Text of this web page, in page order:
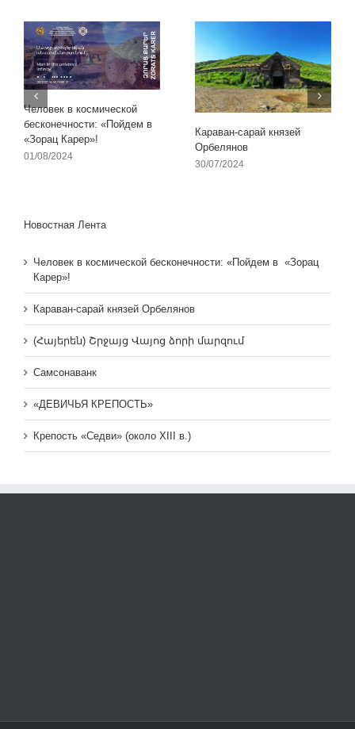
Человек в космической
бесконечности: «Пойдем в
«Зорац Карер»!
01/08/2024
Караван-сарай князей
Орбелянов
30/07/2024
Новостная Лента
Человек в космической бесконечности: «Пойдем в «Зорац
Карер»!
Караван-сарай князей Орбелянов
(Հայերեն) Շրջայց Վայոց ձորի մարզում
Самсонаванк
«ДЕВИЧЬЯ КРЕПОСТЬ»
Крепость «Седви» (около XIII в.)